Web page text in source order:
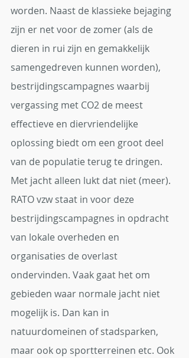
worden. Naast de klassieke bejaging
zijn er net voor de zomer (als de
dieren in rui zijn en gemakkelijk
samengedreven kunnen worden),
bestrijdingscampagnes waarbij
vergassing met CO2 de meest
effectieve en diervriendelijke
oplossing biedt om een groot deel
van de populatie terug te dringen.
Met jacht alleen lukt dat niet (meer).
RATO vzw staat in voor deze
bestrijdingscampagnes in opdracht
van lokale overheden en
organisaties de overlast
ondervinden. Vaak gaat het om
gebieden waar normale jacht niet
mogelijk is. Dan kan in
natuurdomeinen of stadsparken,
maar ook op sportterreinen etc. Ook